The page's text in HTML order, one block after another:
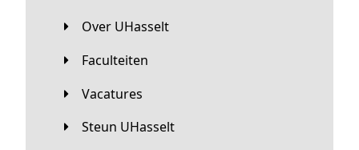
Over UHasselt
Faculteiten
Vacatures
Steun UHasselt